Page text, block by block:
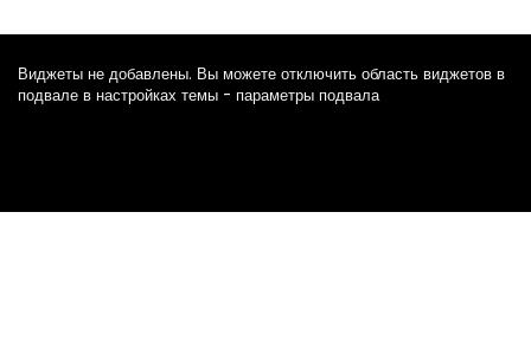
Виджеты не добавлены. Вы можете отключить область виджетов в
подвале в настройках темы - параметры подвала